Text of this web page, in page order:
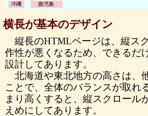
横長が基本のデザイン
縦長のHTMLページは、縦ス
作性が悪くなるため、できるだ
設計してあります。
北海道や東北地方の高さは、
ことで、全体のバランスが取れ
まり高くすると、縦スクロール
えめにしてあります。